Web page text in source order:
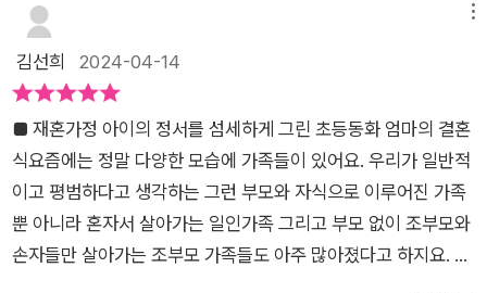
김선희 2024-04-14
■ 재혼가정 아이의 정서를 섬세하게 그린 초등동화 엄마의 결혼
식요즘에는 정말 다양한 모습에 가족들이 있어요. 우리가 일반적
이고 평범하다고 생각하는 그런 부모와 자식으로 이루어진 가족
뿐 아니라 혼자서 살아가는 일인가족 그리고 부모 없이 조부모와
손자들만 살아가는 조부모 가족들도 아주 많아졌다고 하지요. 어